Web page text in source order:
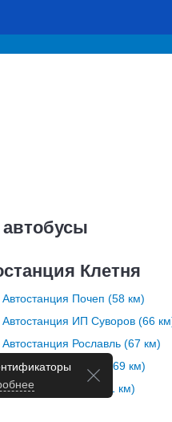
Клетня
Автостанция Почеп (58 км)
Автостанция ИП Суворов (66
Автостанция Рославль (67 км)
Автостанция Сураж (69 км)
Автовокзал Унеча (71 км)